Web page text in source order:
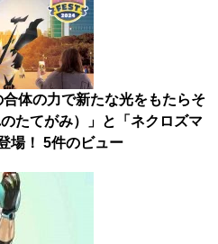
合体の力で新たな光をもたらそ
たてがみ）」と「ネクロズマ
場！ 5件のビュー